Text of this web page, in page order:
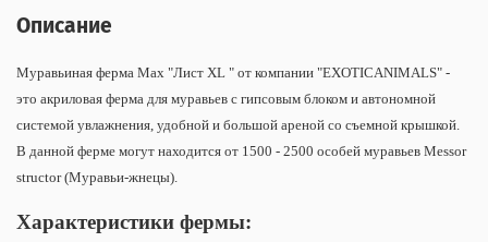
Описание
Муравьиная ферма Max "Лист XL " от компании "EXOTICANIMALS" -
это акриловая ферма для муравьев с гипсовым блоком и автономной
системой увлажнения, удобной и большой ареной со съемной крышкой.
В данной ферме могут находится от 1500 - 2500 особей муравьев Messor
structor (Муравьи-жнецы).
Характеристики фермы: